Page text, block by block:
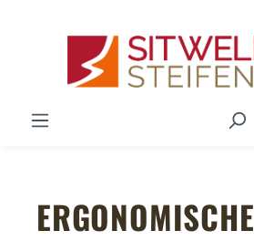
ERGONOMISCHE